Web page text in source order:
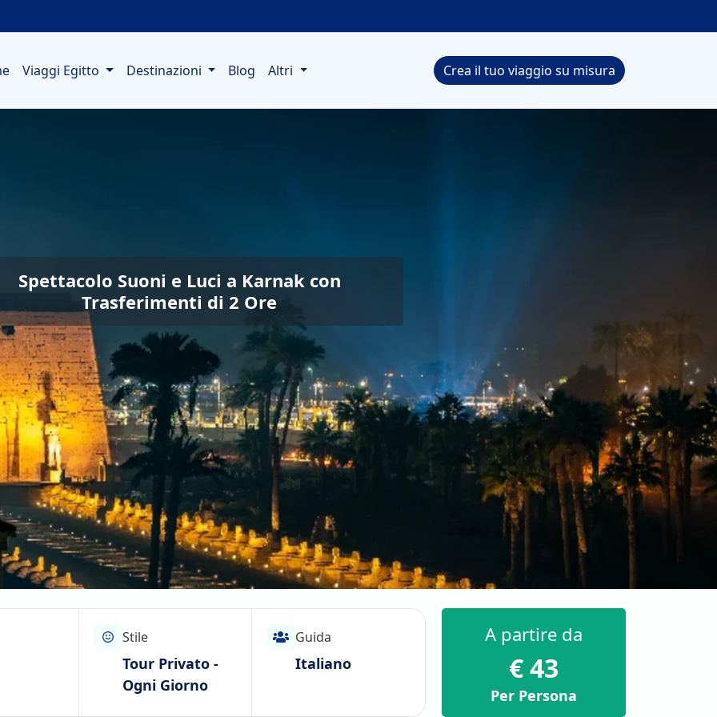
Crea il tuo viaggio su misura
Viaggi Egitto Destinazioni Blog Altri
Spettacolo Suoni e Luci a Karnak con
Trasferimenti di 2 Ore
Stile
Tour Privato -
Ogni Giorno
Guida
Italiano
A partire da
€ 43
Per Persona